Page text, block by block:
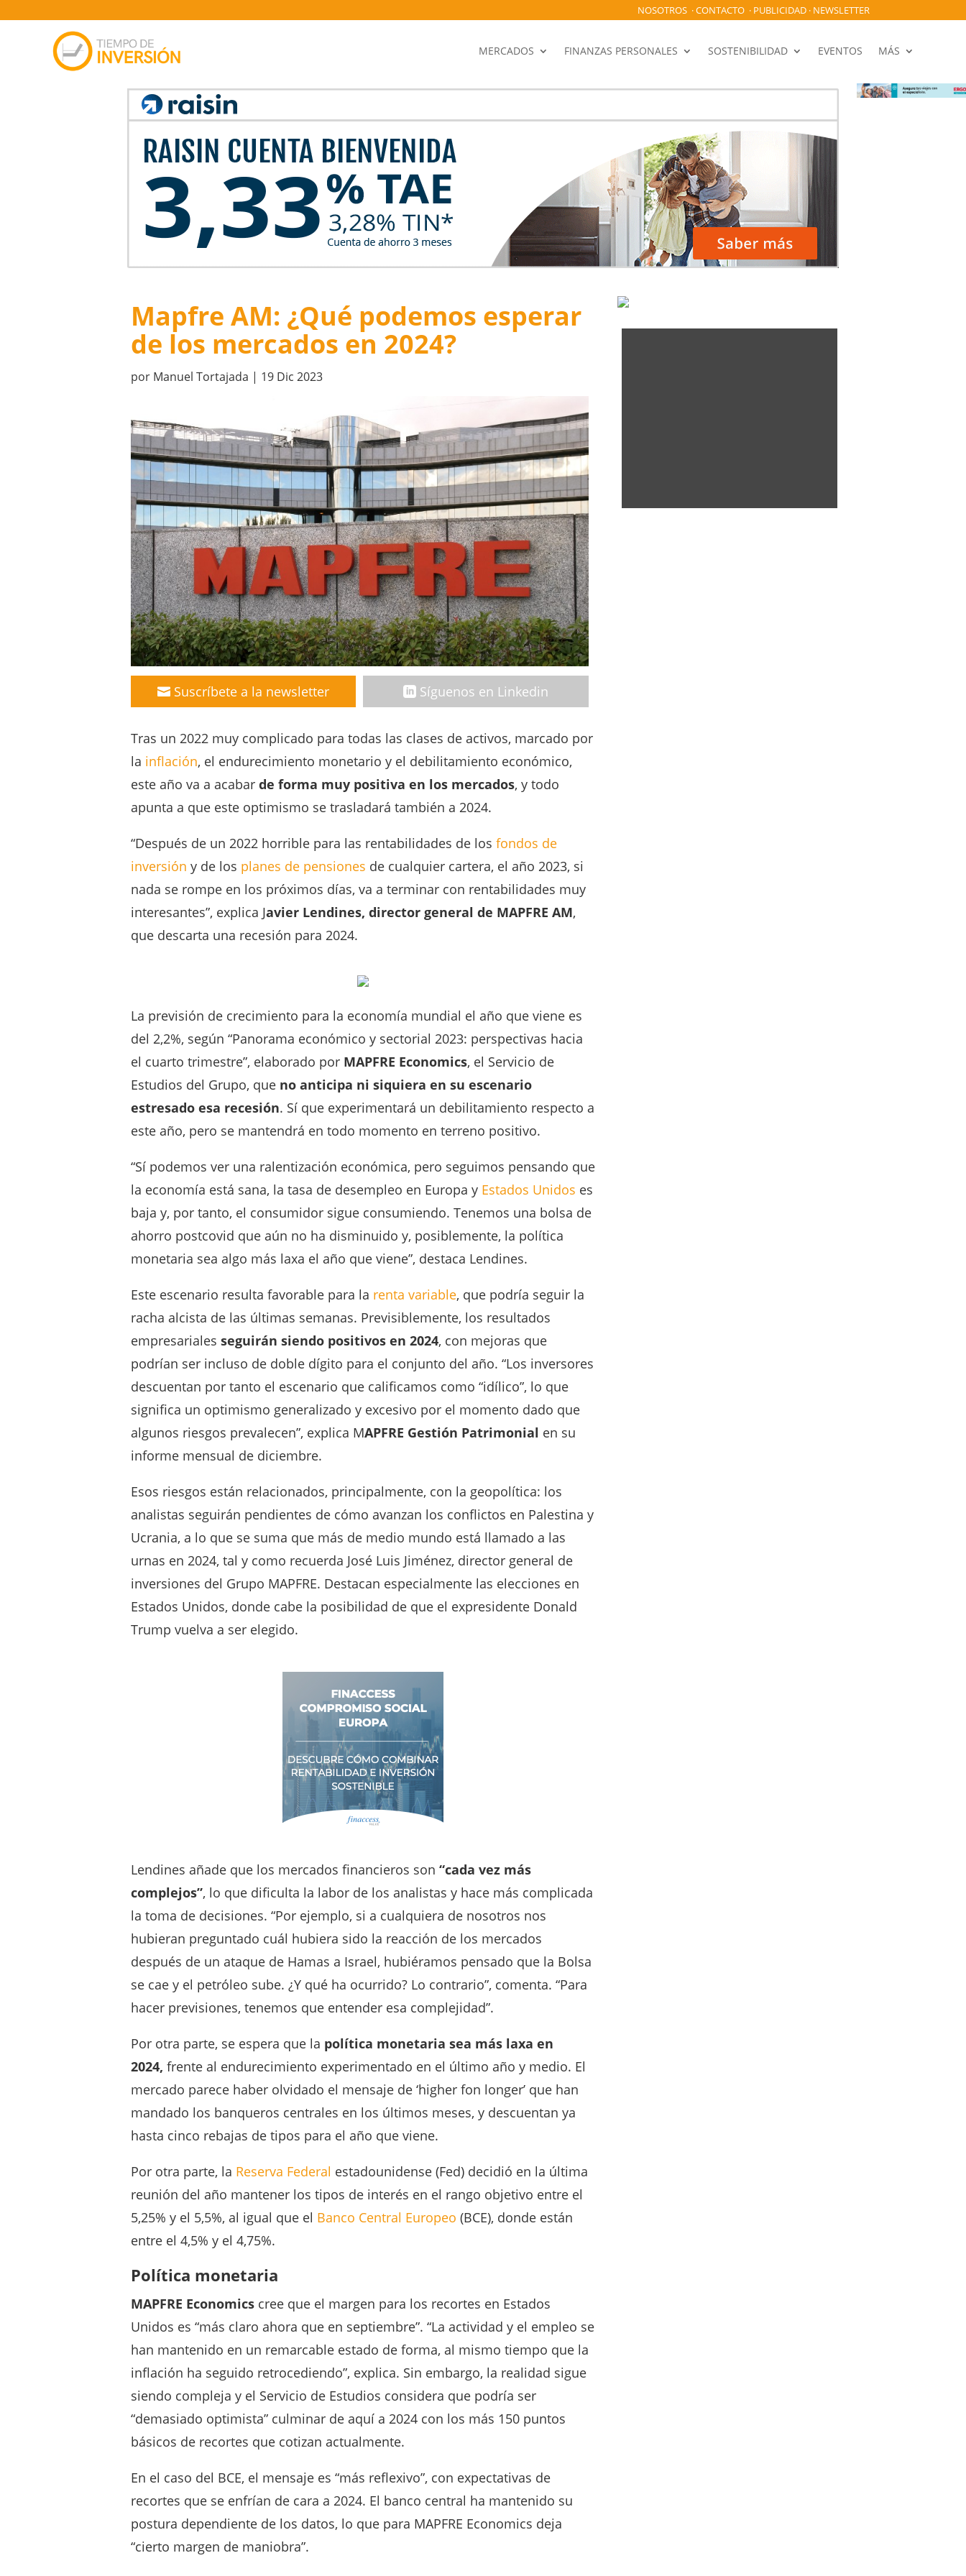
NOSOTROS·CONTACTO· PUBLICIDAD· NEWSLETTER
MERCADOS FINANZAS PERSONALES SOSTENIBILIDAD EVENTOS MÁS
Mapfre AM: ¿Qué podemos esperar
de los mercados en 2024?
por Manuel Tortajada | 19 Dic 2023
Suscríbete a la newsletter Síguenos en Linkedin
Tras un 2022 muy complicado para todas las clases de activos, marcado por
la inflación, el endurecimiento monetario y el debilitamiento económico,
este año va a acabar de forma muy positiva en los mercados, y todo
apunta a que este optimismo se trasladará también a 2024.
“Después de un 2022 horrible para las rentabilidades de los fondos de
inversión y de los planes de pensiones de cualquier cartera, el año 2023, si
nada se rompe en los próximos días, va a terminar con rentabilidades muy
interesantes”, explica Javier Lendines, director general de MAPFRE AM,
que descarta una recesión para 2024.
La previsión de crecimiento para la economía mundial el año que viene es
del 2,2%, según “Panorama económico y sectorial 2023: perspectivas hacia
el cuarto trimestre”, elaborado por MAPFRE Economics, el Servicio de
Estudios del Grupo, que no anticipa ni siquiera en su escenario
estresado esa recesión. Sí que experimentará un debilitamiento respecto a
este año, pero se mantendrá en todo momento en terreno positivo.
“Sí podemos ver una ralentización económica, pero seguimos pensando que
la economía está sana, la tasa de desempleo en Europa y Estados Unidos es
baja y, por tanto, el consumidor sigue consumiendo. Tenemos una bolsa de
ahorro postcovid que aún no ha disminuido y, posiblemente, la política
monetaria sea algo más laxa el año que viene”, destaca Lendines.
Este escenario resulta favorable para la renta variable, que podría seguir la
racha alcista de las últimas semanas. Previsiblemente, los resultados
empresariales seguirán siendo positivos en 2024, con mejoras que
podrían ser incluso de doble dígito para el conjunto del año. “Los inversores
descuentan por tanto el escenario que calificamos como “idílico”, lo que
significa un optimismo generalizado y excesivo por el momento dado que
algunos riesgos prevalecen”, explica MAPFRE Gestión Patrimonial en su
informe mensual de diciembre.
Esos riesgos están relacionados, principalmente, con la geopolítica: los
analistas seguirán pendientes de cómo avanzan los conflictos en Palestina y
Ucrania, a lo que se suma que más de medio mundo está llamado a las
urnas en 2024, tal y como recuerda José Luis Jiménez, director general de
inversiones del Grupo MAPFRE. Destacan especialmente las elecciones en
Estados Unidos, donde cabe la posibilidad de que el expresidente Donald
Trump vuelva a ser elegido.
Lendines añade que los mercados financieros son “cada vez más
complejos”, lo que dificulta la labor de los analistas y hace más complicada
la toma de decisiones. “Por ejemplo, si a cualquiera de nosotros nos
hubieran preguntado cuál hubiera sido la reacción de los mercados
después de un ataque de Hamas a Israel, hubiéramos pensado que la Bolsa
se cae y el petróleo sube. ¿Y qué ha ocurrido? Lo contrario”, comenta. “Para
hacer previsiones, tenemos que entender esa complejidad”.
Por otra parte, se espera que la política monetaria sea más laxa en
2024, frente al endurecimiento experimentado en el último año y medio. El
mercado parece haber olvidado el mensaje de ‘higher fon longer’ que han
mandado los banqueros centrales en los últimos meses, y descuentan ya
hasta cinco rebajas de tipos para el año que viene.
Por otra parte, la Reserva Federal estadounidense (Fed) decidió en la última
reunión del año mantener los tipos de interés en el rango objetivo entre el
5,25% y el 5,5%, al igual que el Banco Central Europeo (BCE), donde están
entre el 4,5% y el 4,75%.
Política monetaria
MAPFRE Economics cree que el margen para los recortes en Estados
Unidos es “más claro ahora que en septiembre”. “La actividad y el empleo se
han mantenido en un remarcable estado de forma, al mismo tiempo que la
inflación ha seguido retrocediendo”, explica. Sin embargo, la realidad sigue
siendo compleja y el Servicio de Estudios considera que podría ser
“demasiado optimista” culminar de aquí a 2024 con los más 150 puntos
básicos de recortes que cotizan actualmente.
En el caso del BCE, el mensaje es “más reflexivo”, con expectativas de
recortes que se enfrían de cara a 2024. El banco central ha mantenido su
postura dependiente de los datos, lo que para MAPFRE Economics deja
“cierto margen de maniobra”.